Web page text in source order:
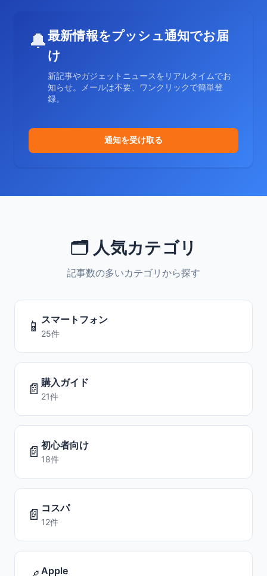
🔔最新情報をプッシュ通知でお届
け
新記事やガジェットニュースをリアルタイムでお
知らせ。メールは不要、ワンクリックで簡単登
録。
通知を受け取る
🗂️ 人気カテゴリ
記事数の多いカテゴリから探す
📱 スマートフォン
25件
📄 購入ガイド
21件
📄 初心者向け
18件
📄 コスパ
12件
Apple